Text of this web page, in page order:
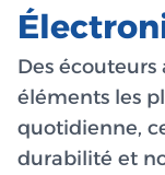
Des écouteurs
éléments les
quotidienne,
durabilité et